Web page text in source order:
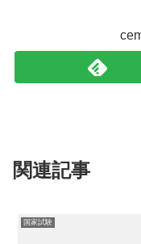
関連記事
国家試験